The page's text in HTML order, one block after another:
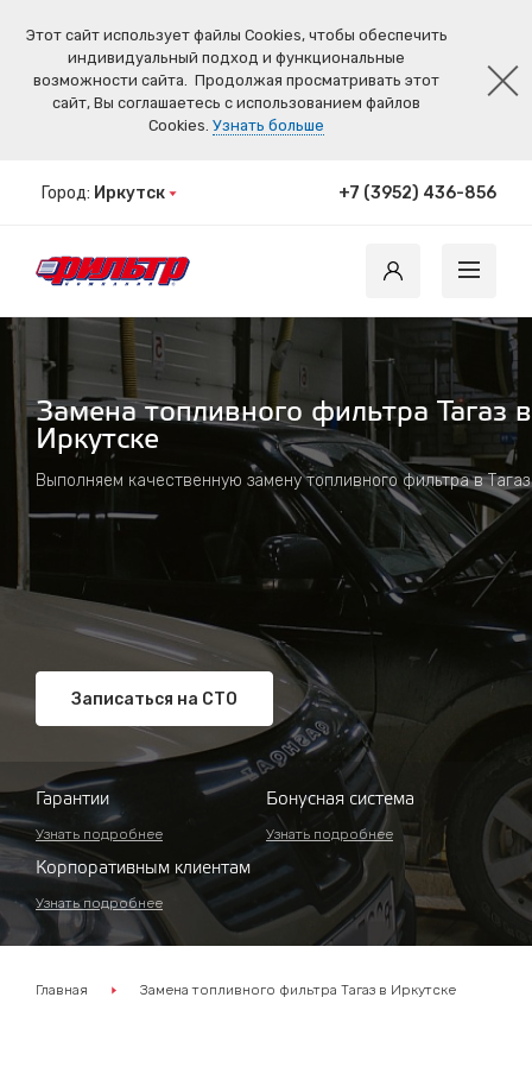
Этот сайт использует файлы Cookies, чтобы обеспечить
индивидуальный подход и функциональные
возможности сайта. Продолжая просматривать этот
сайт, Вы соглашаетесь с использованием файлов
Cookies. Узнать больше
Город: Иркутск +7 (3952) 436-856
Замена топливного фильтра Тагаз в
Иркутске
Выполняем качественную замену топливного фильтра в Тагаз
Записаться на СТО
Гарантии
Узнать подробнее
Бонусная система
Узнать подробнее
Корпоративным клиентам
Узнать подробнее
Главная Замена топливного фильтра Тагаз в Иркутске